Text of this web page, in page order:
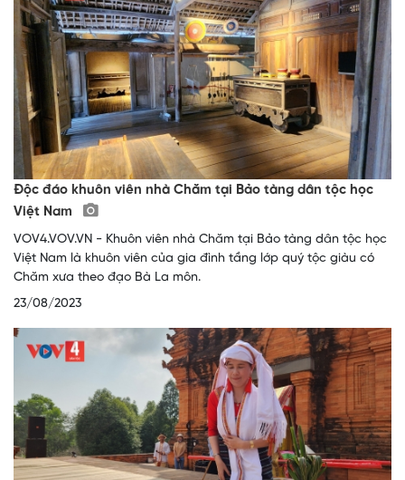
Độc đáo khuôn viên nhà Chăm tại Bảo tàng dân tộc học
Việt Nam
VOV4.VOV.VN - Khuôn viên nhà Chăm tại Bảo tàng dân tộc học
Việt Nam là khuôn viên của gia đình tầng lớp quý tộc giàu có
Chăm xưa theo đạo Bà La môn.
23/08/2023